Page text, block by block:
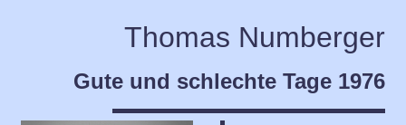
Thomas Numberger
Gute und schlechte Tage 1976